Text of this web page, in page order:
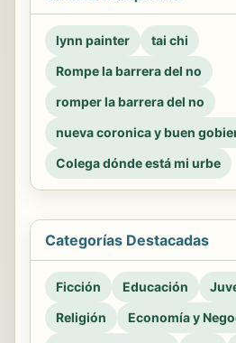
lynn painter
tai chi
Rompe la barrera del no
romper la barrera del no
nueva coronica y buen
Colega dónde está mi urbe
Categorías Destacadas
Ficción Educación
Religión
Economía y